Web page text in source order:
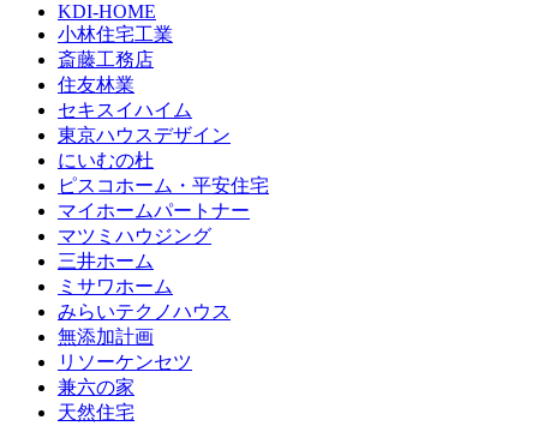
KDI-HOME
小林住宅工業
斎藤工務店
住友林業
セキスイハイム
東京ハウスデザイン
にいむの杜
ピスコホーム・平安住宅
マイホームパートナー
マツミハウジング
三井ホーム
ミサワホーム
みらいテクノハウス
無添加計画
リソーケンセツ
兼六の家
天然住宅